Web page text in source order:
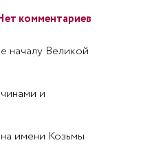
комментариев
началу Великой
и
имени Козьмы